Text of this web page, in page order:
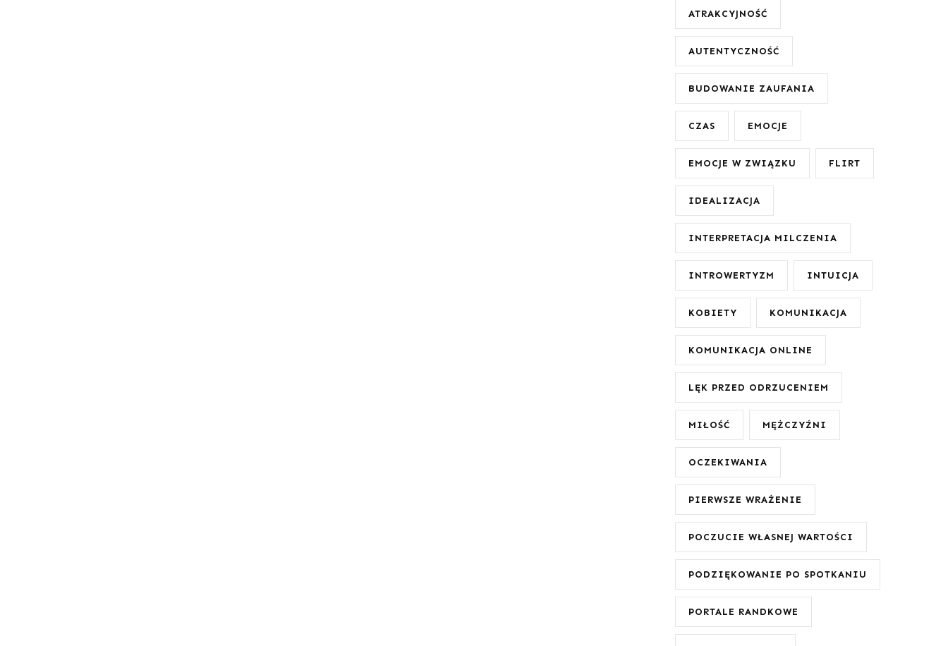
ATRAKCYJNOŚĆ
AUTENTYCZNOŚĆ
BUDOWANIE ZAUFANIA
CZAS EMOCJE
EMOCJE W ZWIĄZKU FLIRT
IDEALIZACJA
INTERPRETACJA MILCZENIA
INTROWERTYZM INTUICJA
KOBIETY KOMUNIKACJA
KOMUNIKACJA ONLINE
LĘK PRZED ODRZUCENIEM
MIŁOŚĆ MĘŻCZYŹNI
OCZEKIWANIA
PIERWSZE WRAŻENIE
POCZUCIE WŁASNEJ WARTOŚCI
PODZIĘKOWANIE PO SPOTKANIU
PORTALE RANDKOWE